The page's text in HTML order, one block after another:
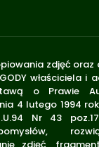
zdjęć
właściciela i
o Prawie
4 lutego 1994
Nr 43